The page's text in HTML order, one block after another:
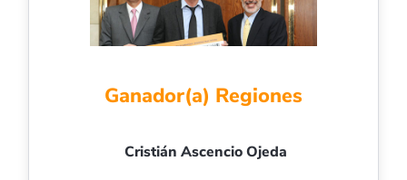
Ganador(a) Regiones
Cristián Ascencio Ojeda